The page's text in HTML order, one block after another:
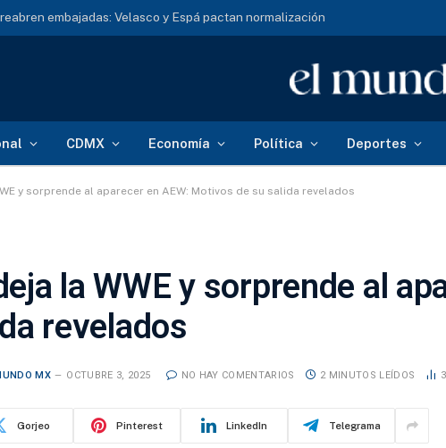
embajadas: Velasco y Espá pactan normalización
CDMX Economía Política Deportes
y sorprende al aparecer en AEW: Motivos de su salida revelados
la WWE y sorprende al
revelados
MX OCTUBRE 3, 2025 NO HAY COMENTARIOS 2 MINUTOS LEÍDOS
Gorjeo Pinterest LinkedIn Telegrama